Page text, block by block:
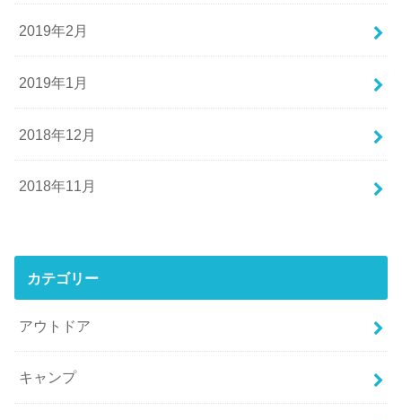
2019年2月
2019年1月
2018年12月
2018年11月
カテゴリー
アウトドア
キャンプ